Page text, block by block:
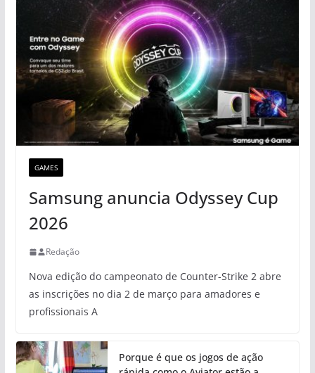
GAMES
Samsung anuncia Odyssey Cup
2026
Redação
Nova edição do campeonato de Counter-Strike 2 abre
as inscrições no dia 2 de março para amadores e
profissionais A
Porque é que os jogos de ação